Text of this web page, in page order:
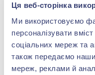
Ця веб-сторінка
Ми використовуємо
персоналізувати
соціальних мереж та
також передаємо
мереж, реклами й